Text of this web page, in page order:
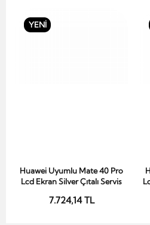
YENİ
Sepete Ekle
Huawei Uyumlu Mate 40 Pro
Lcd Ekran Silver Çıtalı Servis
7.724,14 TL